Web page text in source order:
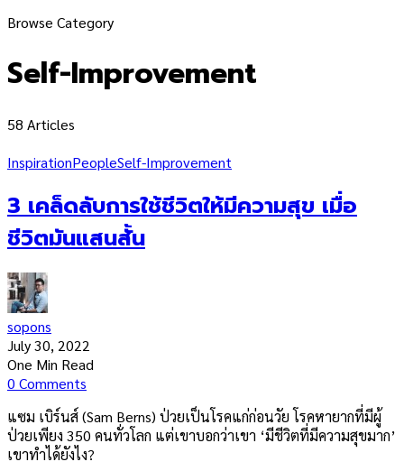
Browse Category
Self-Improvement
58 Articles
InspirationPeopleSelf-Improvement
3 เคล็ดลับการใช้ชีวิตให้มีความสุข เมื่อ
ชีวิตมันแสนสั้น
sopons
July 30, 2022
One Min Read
0 Comments
แซม เบิร์นส์ (Sam Berns) ป่วยเป็นโรคแก่ก่อนวัย โรคหายากที่มีผู้
ป่วยเพียง 350 คนทั่วโลก แต่เขาบอกว่าเขา ‘มีชีวิตที่มีความสุขมาก’
เขาทำได้ยังไง?